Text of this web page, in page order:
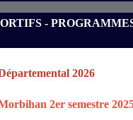
-
2026
2er semestre